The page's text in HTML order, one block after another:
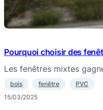
Pourquoi choisir des
Les fenêtres mixtes
bois fenêtre
PVC
15/03/2025